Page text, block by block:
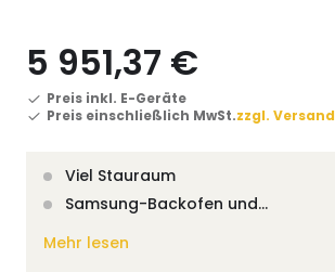
5 951,37 €
Preis inkl. E-Geräte
Preis einschließlich MwSt.zzgl. Versand
Viel Stauraum
Samsung-Backofen und…
Mehr lesen